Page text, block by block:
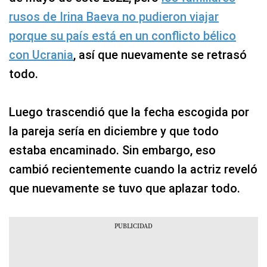
rusos de Irina Baeva no pudieron viajar
porque su país está en un conflicto bélico
con Ucrania, así que nuevamente se retrasó
todo.
Luego trascendió que la fecha escogida por
la pareja sería en diciembre y que todo
estaba encaminado. Sin embargo, eso
cambió recientemente cuando la actriz reveló
que nuevamente se tuvo que aplazar todo.